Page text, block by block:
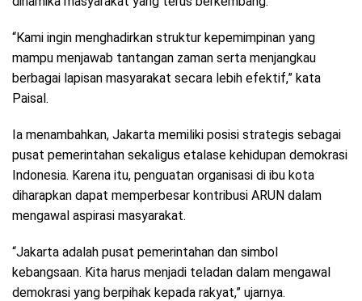
“Kami ingin menghadirkan struktur kepemimpinan yang
mampu menjawab tantangan zaman serta menjangkau
berbagai lapisan masyarakat secara lebih efektif,” kata
Paisal.
Ia menambahkan, Jakarta memiliki posisi strategis sebagai
pusat pemerintahan sekaligus etalase kehidupan demokrasi
Indonesia. Karena itu, penguatan organisasi di ibu kota
diharapkan dapat memperbesar kontribusi ARUN dalam
mengawal aspirasi masyarakat.
“Jakarta adalah pusat pemerintahan dan simbol
kebangsaan. Kita harus menjadi teladan dalam mengawal
demokrasi yang berpihak kepada rakyat,” ujarnya.